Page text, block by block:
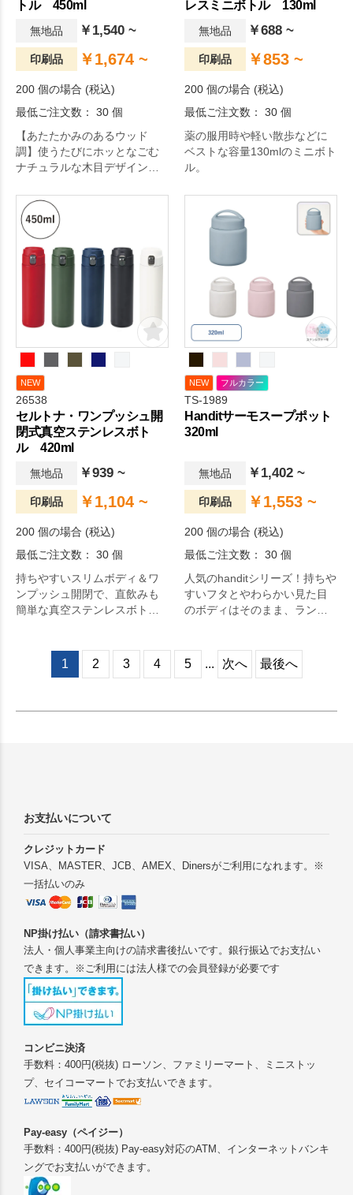
トル 450ml
無地品 ￥1,540 ~
印刷品 ￥1,674 ~
200 個の場合 (税込)
最低ご注文数： 30 個
【あたたかみのあるウッド
調】使うたびにホッとなごむ
ナチュラルな木目デザインの
ろん真空2重構造なので、飲み
頃温度も長時間キープしてく
れる、機能面でもしっかりと
した商品となっております。
おしゃれなデザインのボトル
なので販促用ノベルティとし
てはもちろん、記念品や贈り
物としても人気の高いアイテ
ムです。
レスミニボトル 130ml
無地品 ￥688 ~
印刷品 ￥853 ~
200 個の場合 (税込)
最低ご注文数： 30 個
薬の服用時や軽い散歩などに
ベストな容量130mlのミニボト
ル。
NEW
26538
セルトナ・ワンプッシュ開
閉式真空ステンレスボト
ル 420ml
無地品 ￥939 ~
印刷品 ￥1,104 ~
200 個の場合 (税込)
最低ご注文数： 30 個
持ちやすいスリムボディ＆ワ
ンプッシュ開閉で、直飲みも
簡単な真空ステンレスボトル
NEW フルカラー
TS-1989
Handitサーモスープポット
320ml
無地品 ￥1,402 ~
印刷品 ￥1,553 ~
200 個の場合 (税込)
最低ご注文数： 30 個
人気のhanditシリーズ！持ちや
すいフタとやわらかい見た目
のボディはそのまま、ランチ
1 2 3 4 5 ... 次へ 最後へ
お支払いについて
クレジットカード
VISA、MASTER、JCB、AMEX、Dinersがご利用になれます。※
一括払いのみ
NP掛け払い（請求書払い）
法人・個人事業主向けの請求書後払いです。銀行振込でお支払い
できます。※ご利用には法人様での会員登録が必要です
コンビニ決済
手数料：400円(税抜) ローソン、ファミリーマート、ミニストッ
プ、セイコーマートでお支払いできます。
Pay-easy（ペイジー）
手数料：400円(税抜) Pay-easy対応のATM、インターネットバンキ
ングでお支払いができます。